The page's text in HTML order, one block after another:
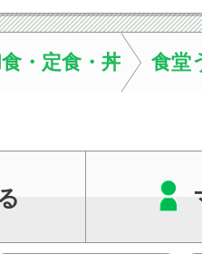
態を丁寧に確認した
います。必要に応じ
ン・CT・MRIなどの
・定食・丼 食堂